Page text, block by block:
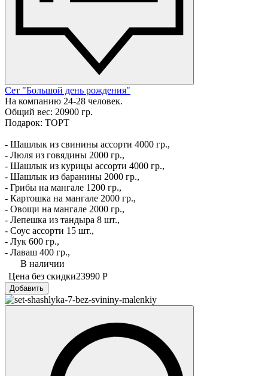
Сет "Большой день рождения"
На компанию 24-28 человек.
Общий вес: 20900 гр.
Подарок: ТОРТ
- Шашлык из свинины ассорти 4000 гр.,
- Люля из говядины 2000 гр.,
- Шашлык из курицы ассорти 4000 гр.,
- Шашлык из баранины 2000 гр.,
- Грибы на мангале 1200 гр.,
- Картошка на мангале 2000 гр.,
- Овощи на мангале 2000 гр.,
- Лепешка из тандыра 8 шт.,
- Соус ассорти 15 шт.,
- Лук 600 гр.,
- Лаваш 400 гр.,
В наличии
Цена без скидки23990 Р
Добавить